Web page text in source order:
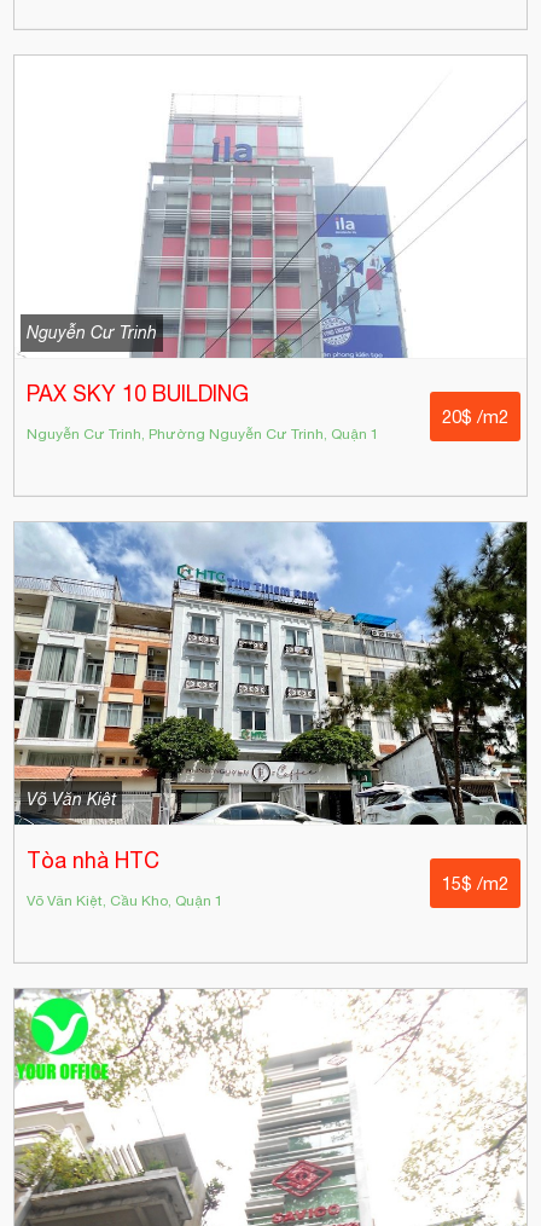
Nguyễn Cư Trinh
PAX SKY 10 BUILDING
Nguyễn Cư Trinh, Phường Nguyễn Cư Trinh, Quận 1
20$ /m2
Võ Văn Kiệt
Tòa nhà HTC
Võ Văn Kiệt, Cầu Kho, Quận 1
15$ /m2